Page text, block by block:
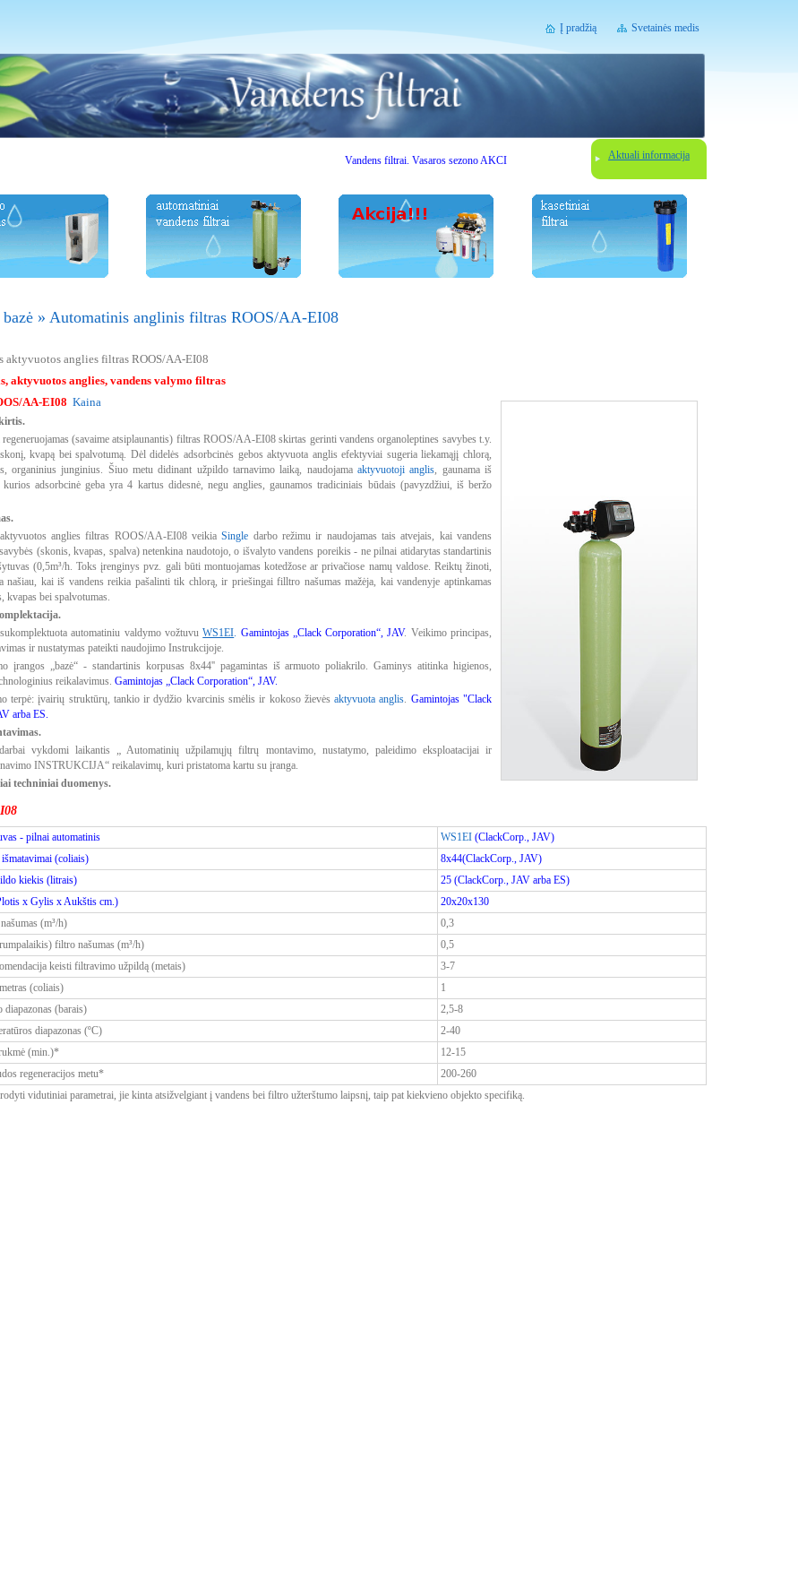
Svetainės medis
Į pradžią
Vandens filtrai. Vasaros sezono AKCIJOS. Gerbiami lankytojai, prieš užsisakydami vandens filtravimo
Aktuali informacija
» Automatinis anglinis filtras ROOS/AA-EI08
aktyvuotos anglies filtras ROOS/AA-EI08
aktyvuotos anglies, vandens valymo filtras
AA-EI08 Kaina
(savaime atsiplaunantis) filtras ROOS/AA-EI08 skirtas gerinti vandens organoleptines savybes t.y.
kvapą bei spalvotumą. Dėl didelės adsorbcinės gebos aktyvuota anglis efektyviai sugeria liekamąjį chlorą,
organinius junginius. Šiuo metu didinant užpildo tarnavimo laiką, naudojamaaktyvuotoji anglis, gaunama iš
adsorbcinė geba yra 4 kartus didesnė, negu anglies, gaunamos tradiciniais būdais (pavyzdžiui, iš beržo
anglies filtras ROOS/AA-EI08 veikiaSingle darbo režimu ir naudojamas tais atvejais, kai vandens
(skonis, kvapas, spalva) netenkina naudotojo, o išvalyto vandens poreikis - ne pilnai atidarytas standartinis
(0,5m³/h. Toks įrenginys pvz. gali būti montuojamas kotedžose ar privačiose namų valdose. Reiktų žinoti,
našiau, kai iš vandens reikia pašalinti tik chlorą, ir priešingai filltro našumas mažėja, kai vandenyje aptinkamas
kvapas bei spalvotumas.
automatiniu valdymo vožtuvuWS1EI. Gamintojas „Clack Corporation“, JAV. Veikimo principas,
ir nustatymas pateikti naudojimo Instrukcijoje.
įrangos „bazė“ - standartinis korpusas 8x44'' pagamintas iš armuoto poliakrilo. Gaminys atitinka higienos,
reikalavimus. Gamintojas „Clack Corporation“, JAV.
terpė: įvairių struktūrų, tankio ir dydžio kvarcinis smėlis ir kokoso žievėsaktyvuota anglis. Gamintojas "Clack
arba ES.
vykdomi laikantis „ Automatinių užpilamųjų filtrų montavimo, nustatymo, paleidimo eksploatacijai ir
INSTRUKCIJA“ reikalavimų, kuri pristatoma kartu su įranga.
techniniai duomenys.
- pilnai automatinis WS1EI (ClackCorp., JAV)
(coliais)
8x44(ClackCorp., JAV)
kiekis (litrais)
25 (ClackCorp., JAV arba ES)
x Gylis x Aukštis cm.)
20x20x130
(m³/h)
0,3
filtro našumas (m³/h)
0,5
keisti filtravimo užpildą (metais)
3-7
(coliais)
1
(barais)
2,5-8
diapazonas (ºC)
2-40
(min.)*
12-15
regeneracijos metu*
200-260
vidutiniai parametrai, jie kinta atsižvelgiant į vandens bei filtro užterštumo laipsnį, taip pat kiekvieno objekto specifiką.